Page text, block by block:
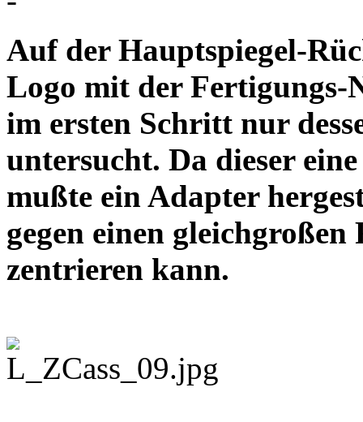
Auf der Hauptspiegel-
Logo mit der Fertigungs-
im ersten Schritt nur
untersucht. Da dieser
mußte ein Adapter
gegen einen gleichgroßen
zentrieren kann.